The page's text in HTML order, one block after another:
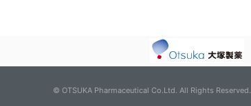
© OTSUKA Pharmaceutical Co.Ltd. All Rights Reserved.